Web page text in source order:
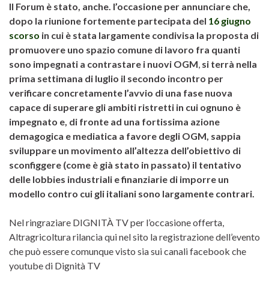
Il Forum è stato, anche. l’occasione per annunciare che,
dopo la riunione fortemente partecipata del 16 giugno
scorso in cui è stata largamente condivisa la proposta di
promuovere uno spazio comune di lavoro fra quanti
sono impegnati a contrastare i nuovi OGM, si terrà nella
prima settimana di luglio il secondo incontro per
verificare concretamente l’avvio di una fase nuova
capace di superare gli ambiti ristretti in cui ognuno è
impegnato e, di fronte ad una fortissima azione
demagogica e mediatica a favore degli OGM, sappia
sviluppare un movimento all’altezza dell’obiettivo di
sconfiggere (come è già stato in passato) il tentativo
delle lobbies industriali e finanziarie di imporre un
modello contro cui gli italiani sono largamente contrari.
Nel ringraziare DIGNITÀ TV per l’occasione offerta,
Altragricoltura rilancia qui nel sito la registrazione dell’evento
che può essere comunque visto sia sui canali facebook che
youtube di Dignità TV